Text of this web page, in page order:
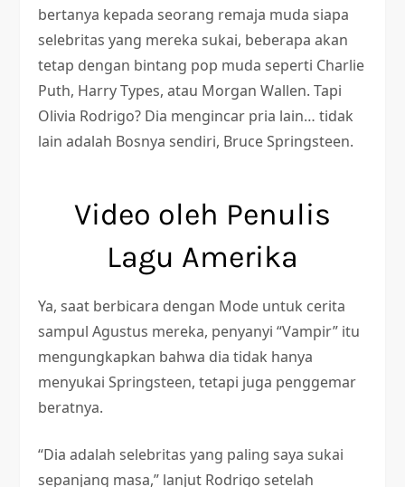
bertanya kepada seorang remaja muda siapa
selebritas yang mereka sukai, beberapa akan
tetap dengan bintang pop muda seperti Charlie
Puth, Harry Types, atau Morgan Wallen. Tapi
Olivia Rodrigo? Dia mengincar pria lain… tidak
lain adalah Bosnya sendiri, Bruce Springsteen.
Video oleh Penulis
Lagu Amerika
Ya, saat berbicara dengan Mode untuk cerita
sampul Agustus mereka, penyanyi “Vampir” itu
mengungkapkan bahwa dia tidak hanya
menyukai Springsteen, tetapi juga penggemar
beratnya.
“Dia adalah selebritas yang paling saya sukai
sepanjang masa,” lanjut Rodrigo setelah